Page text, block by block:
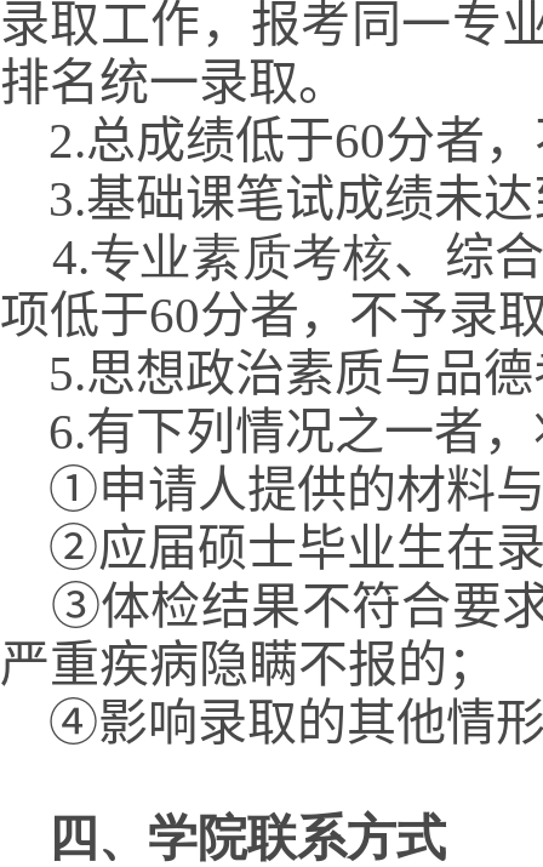
录取工作，报考同一专
排名统一录取。
2.总成绩低于60分者
3.基础课笔试成绩未
4.专业素质考核、 综
项低于60分者，不予录
5.思想政治素质与品
6.有下列情况之一者
①申请人提供的材料
②应届硕士毕业生在
③体检结果不符合要
严重疾病隐瞒不报的；
④影响录取的其他情
四、学院联系方式